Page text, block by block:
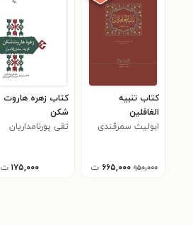
کتاب تنبیه
الغافلین
ابولیث سمرقندی
۹۵۰,۰۰۰ ۶۶۵,۰۰۰ ت
کتاب زهره هاروت
شکن
تقی پورنامداریان
۱۷۵,۰۰۰ ت